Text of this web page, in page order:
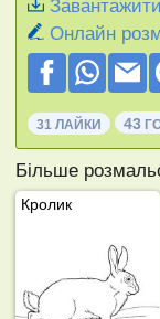
Онлайн
31 ЛАЙКИ 43
Більше
Кролик